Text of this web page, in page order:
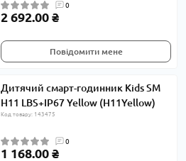
0
2 692.00 ₴
Повідомити мене
Дитячий смарт-годинник Kids SM
H11 LBS+IP67 Yellow (H11Yellow)
Код товару: 143475
0
1 168.00 ₴